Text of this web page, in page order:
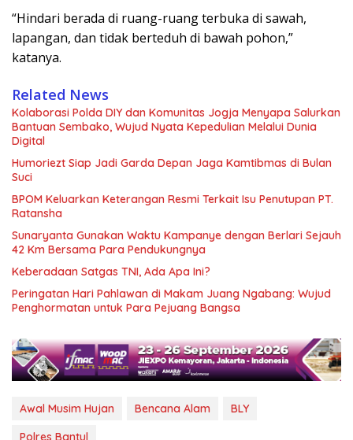
“Hindari berada di ruang-ruang terbuka di sawah,
lapangan, dan tidak berteduh di bawah pohon,”
katanya.
Related News
Kolaborasi Polda DIY dan Komunitas Jogja Menyapa Salurkan
Bantuan Sembako, Wujud Nyata Kepedulian Melalui Dunia
Digital
Humoriezt Siap Jadi Garda Depan Jaga Kamtibmas di Bulan
Suci
BPOM Keluarkan Keterangan Resmi Terkait Isu Penutupan PT.
Ratansha
Sunaryanta Gunakan Waktu Kampanye dengan Berlari Sejauh
42 Km Bersama Para Pendukungnya
Keberadaan Satgas TNI, Ada Apa Ini?
Peringatan Hari Pahlawan di Makam Juang Ngabang: Wujud
Penghormatan untuk Para Pejuang Bangsa
Awal Musim Hujan Bencana Alam
BLY
Polres Bantul